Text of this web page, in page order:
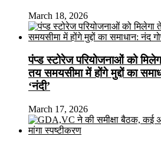
March 18, 2026
पंप्ड स्टोरेज परियोजनाओं को
तय समयसीमा में होंगे मुद्दों का
‘नंदी’
March 17, 2026